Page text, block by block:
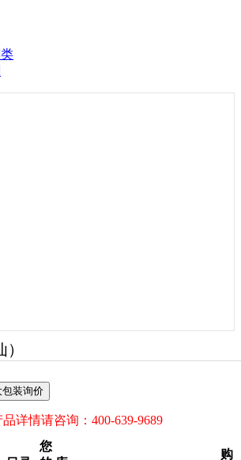
包装询价
详情请咨询：400-639-9689
您
购